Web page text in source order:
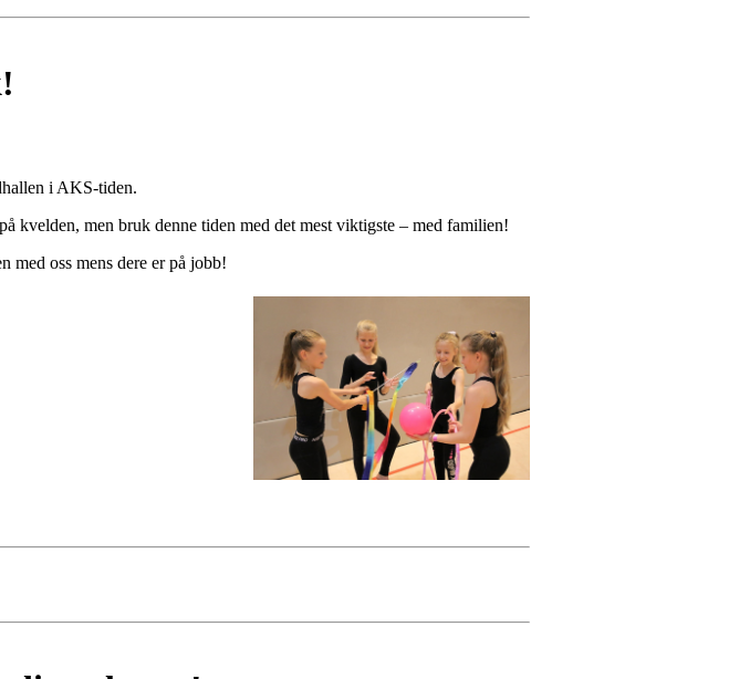
i AKS-tiden.
kvelden, men bruk denne tiden med det mest viktigste – med familien!
med oss mens dere er på jobb!